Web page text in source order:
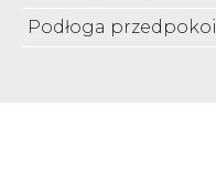
Podłoga przedpokoi